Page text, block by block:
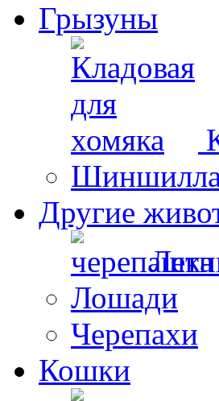
Грызуны
Другие
Лошади
Черепахи
Кошки